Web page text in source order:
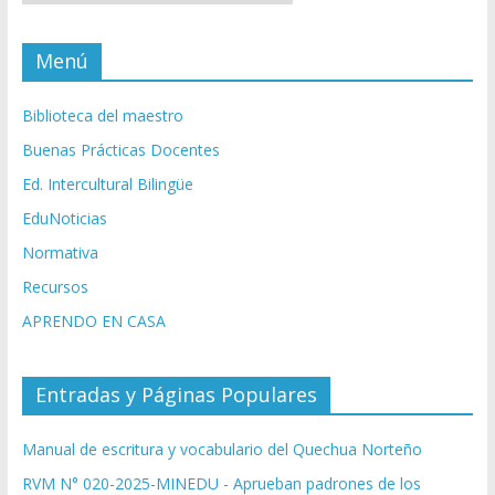
Menú
Biblioteca del maestro
Buenas Prácticas Docentes
Ed. Intercultural Bilingüe
EduNoticias
Normativa
Recursos
APRENDO EN CASA
Entradas y Páginas Populares
Manual de escritura y vocabulario del Quechua Norteño
RVM N° 020-2025-MINEDU - Aprueban padrones de los